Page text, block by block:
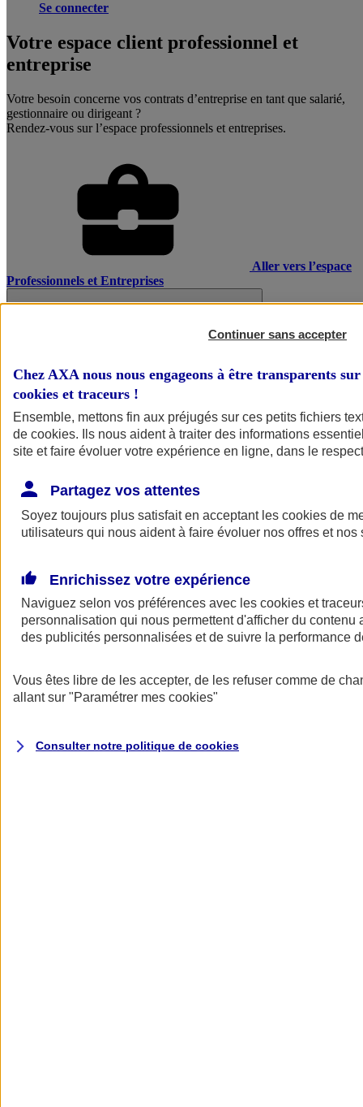
Se connecter
Votre espace client professionnel et
entreprise
Votre besoin concerne vos contrats d’entreprise en tant que salarié,
gestionnaire ou dirigeant ?
Rendez-vous sur l’espace professionnels et entreprises.
Aller vers l’espace
Professionnels et Entreprises
AXA Assurance
Continuer sans accepter
Chez AXA nous nous engageons à être transparents
cookies et traceurs !
Ensemble, mettons fin aux préjugés sur ces petits fichiers
de cookies. Ils nous aident à traiter des informations
site et faire évoluer votre expérience en ligne, dans le
Partagez vos attentes
Soyez toujours plus satisfait en acceptant les cookies de
utilisateurs qui nous aident à faire évoluer nos offres et nos
Enrichissez votre expérience
Naviguez selon vos préférences avec les cookies et
personnalisation qui nous permettent d'afficher du contenu
des publicités personnalisées et de suivre la performance
Vous êtes libre de les accepter, de les refuser comme de
allant sur "Paramétrer mes cookies"
Consulter notre politique de cookies